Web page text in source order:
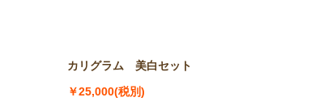
カリグラム 美白セット
￥25,000(税別)